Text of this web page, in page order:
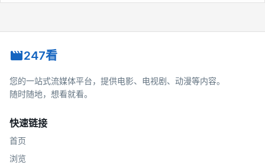
247看
您的一站式流媒体平台，提供电影、电视剧、动漫等内容。
随时随地，想看就看。
快速链接
首页
浏览